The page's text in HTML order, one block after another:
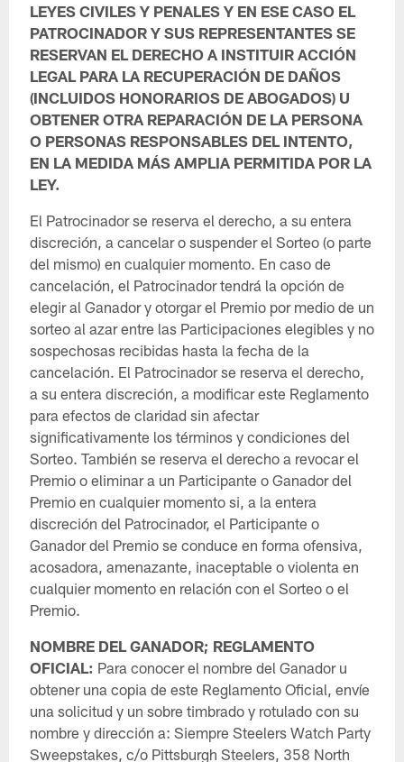
LEYES CIVILES Y PENALES Y EN ESE CASO EL
PATROCINADOR Y SUS REPRESENTANTES SE
RESERVAN EL DERECHO A INSTITUIR ACCIÓN
LEGAL PARA LA RECUPERACIÓN DE DAÑOS
(INCLUIDOS HONORARIOS DE ABOGADOS) U
OBTENER OTRA REPARACIÓN DE LA PERSONA
O PERSONAS RESPONSABLES DEL INTENTO,
EN LA MEDIDA MÁS AMPLIA PERMITIDA POR LA
LEY.
El Patrocinador se reserva el derecho, a su entera
discreción, a cancelar o suspender el Sorteo (o parte
del mismo) en cualquier momento. En caso de
cancelación, el Patrocinador tendrá la opción de
elegir al Ganador y otorgar el Premio por medio de un
sorteo al azar entre las Participaciones elegibles y no
sospechosas recibidas hasta la fecha de la
cancelación. El Patrocinador se reserva el derecho,
a su entera discreción, a modificar este Reglamento
para efectos de claridad sin afectar
significativamente los términos y condiciones del
Sorteo. También se reserva el derecho a revocar el
Premio o eliminar a un Participante o Ganador del
Premio en cualquier momento si, a la entera
discreción del Patrocinador, el Participante o
Ganador del Premio se conduce en forma ofensiva,
acosadora, amenazante, inaceptable o violenta en
cualquier momento en relación con el Sorteo o el
Premio.
NOMBRE DEL GANADOR; REGLAMENTO
OFICIAL: Para conocer el nombre del Ganador u
obtener una copia de este Reglamento Oficial, envíe
una solicitud y un sobre timbrado y rotulado con su
nombre y dirección a: Siempre Steelers Watch Party
Sweepstakes, c/o Pittsburgh Steelers, 358 North